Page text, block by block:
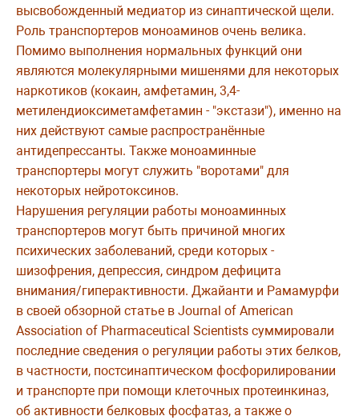
высвобожденный медиатор из синаптической щели.
Роль транспортеров моноаминов очень велика.
Помимо выполнения нормальных функций они
являются молекулярными мишенями для некоторых
наркотиков (кокаин, амфетамин, 3,4-
метилендиоксиметамфетамин - "экстази"), именно на
них действуют самые распространённые
антидепрессанты. Также моноаминные
транспортеры могут служить "воротами" для
некоторых нейротоксинов.
Нарушения регуляции работы моноаминных
транспортеров могут быть причиной многих
психических заболеваний, среди которых -
шизофрения, депрессия, синдром дефицита
внимания/гиперактивности. Джайанти и Рамамурфи
в своей обзорной статье в Journal of American
Association of Pharmaceutical Scientists суммировали
последние сведения о регуляции работы этих белков,
в частности, постсинаптическом фосфорилировании
и транспорте при помощи клеточных протеинкиназ,
об активности белковых фосфатаз, а также о